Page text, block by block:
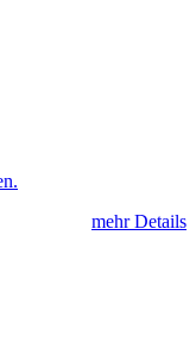
mehr Details